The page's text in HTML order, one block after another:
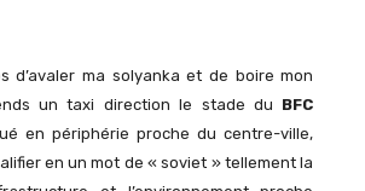
d’avaler ma solyanka et de boire mon
un taxi direction le stade du BFC
en périphérie proche du centre-ville,
en un mot de « soviet » tellement la